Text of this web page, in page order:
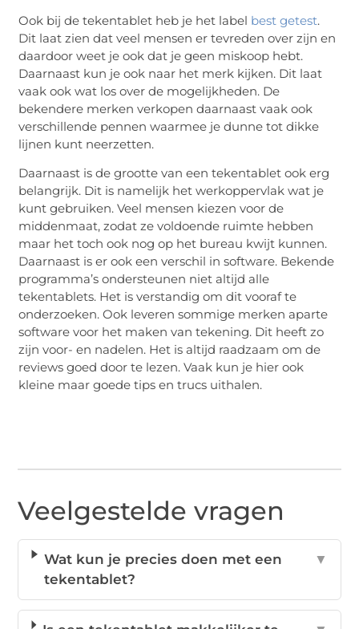
Ook bij de tekentablet heb je het label best getest.
Dit laat zien dat veel mensen er tevreden over zijn en
daardoor weet je ook dat je geen miskoop hebt.
Daarnaast kun je ook naar het merk kijken. Dit laat
vaak ook wat los over de mogelijkheden. De
bekendere merken verkopen daarnaast vaak ook
verschillende pennen waarmee je dunne tot dikke
lijnen kunt neerzetten.
Daarnaast is de grootte van een tekentablet ook erg
belangrijk. Dit is namelijk het werkoppervlak wat je
kunt gebruiken. Veel mensen kiezen voor de
middenmaat, zodat ze voldoende ruimte hebben
maar het toch ook nog op het bureau kwijt kunnen.
Daarnaast is er ook een verschil in software. Bekende
programma’s ondersteunen niet altijd alle
tekentablets. Het is verstandig om dit vooraf te
onderzoeken. Ook leveren sommige merken aparte
software voor het maken van tekening. Dit heeft zo
zijn voor- en nadelen. Het is altijd raadzaam om de
reviews goed door te lezen. Vaak kun je hier ook
kleine maar goede tips en trucs uithalen.
Veelgestelde vragen
Wat kun je precies doen met een
tekentablet?
▼